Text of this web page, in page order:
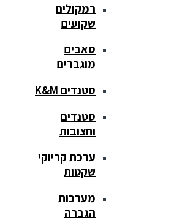
רמקולים
שקועים
סאבים
מוגברים
סטנדים K&M
סטנדים
וחצובות
ערכת קריוקי
שקטות
מערכות
הגברה